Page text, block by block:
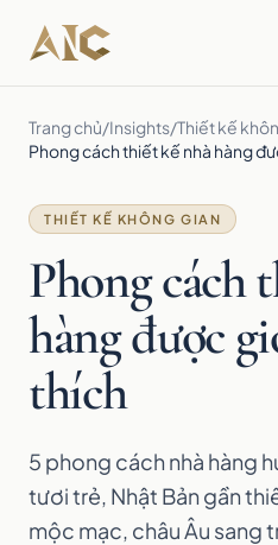
Bỏ qua tới nội dung
Trang chủ/Insights/Thiết kế
Phong cách thiết kế nhà hàng
THIẾT KẾ KHÔNG GIAN
Phong cách
hàng được
thích
5 phong cách nhà hàng
tươi trẻ, Nhật Bản gần
mộc mạc, châu Âu sang